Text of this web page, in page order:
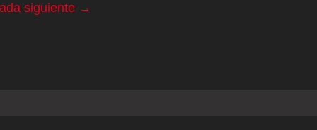
siguiente →